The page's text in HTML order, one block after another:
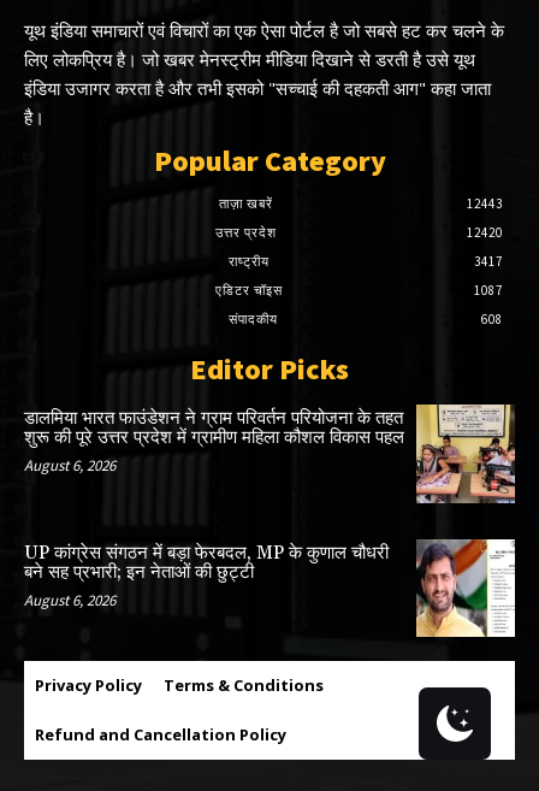
यूथ इंडिया समाचारों एवं विचारों का एक ऐसा पोर्टल है जो सबसे हट कर चलने के
लिए लोकप्रिय है। जो खबर मेनस्ट्रीम मीडिया दिखाने से डरती है उसे यूथ
इंडिया उजागर करता है और तभी इसको "सच्चाई की दहकती आग" कहा जाता
है।
Popular Category
ताज़ा खबरें
12443
उत्तर प्रदेश
12420
राष्ट्रीय
3417
एडिटर चॉइस
1087
संपादकीय
608
Editor Picks
डालमिया भारत फाउंडेशन ने ग्राम परिवर्तन परियोजना के तहत
शुरू की पूरे उत्तर प्रदेश में ग्रामीण महिला कौशल विकास पहल
August 6, 2026
UP कांग्रेस संगठन में बड़ा फेरबदल, MP के कुणाल चौधरी
बने सह प्रभारी; इन नेताओं की छुट्टी
August 6, 2026
Privacy Policy Terms & Conditions
Refund and Cancellation Policy